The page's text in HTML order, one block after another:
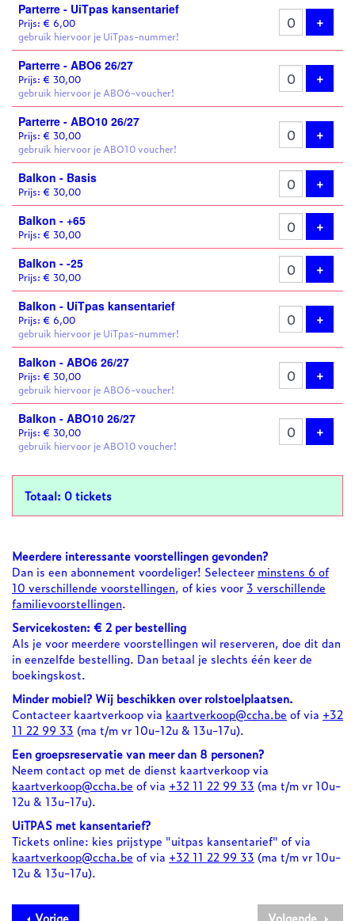
Parterre - UiTpas kansentarief
Prijs: € 6,00
gebruik hiervoor je UiTpas-nummer!
+Voeg
Parterre - ABO6 26/27
Prijs: € 30,00
gebruik hiervoor je ABO6-voucher!
+Voeg
Parterre - ABO10 26/27
Prijs: € 30,00
gebruik hiervoor je ABO10 voucher!
+Voeg
Balkon - Basis
Prijs: € 30,00 +Voeg
Balkon - +65
Prijs: € 30,00 +Voeg
Balkon - -25
Prijs: € 30,00 +Voeg
Balkon - UiTpas kansentarief
Prijs: € 6,00
gebruik hiervoor je UiTpas-nummer!
+Voeg
Balkon - ABO6 26/27
Prijs: € 30,00
gebruik hiervoor je ABO6-voucher!
+Voeg
Balkon - ABO10 26/27
Prijs: € 30,00
gebruik hiervoor je ABO10 voucher!
+Voeg
Totaal: 0 tickets
Meerdere interessante voorstellingen gevonden?
Dan is een abonnement voordeliger! Selecteerminstens 6 of
10 verschillende voorstellingen, of kies voor3 verschillende
familievoorstellingen.
Servicekosten: € 2 per bestelling
Als je voor meerdere voorstellingen wil reserveren, doe dit dan
in eenzelfde bestelling. Dan betaal je slechts één keer de
boekingskost.
Minder mobiel? Wij beschikken over rolstoelplaatsen.
Contacteer kaartverkoop via kaartverkoop@ccha.be of via +32
11 22 99 33 (ma t/m vr 10u-12u & 13u-17u).
Een groepsreservatie van meer dan 8 personen?
Neem contact op met de dienst kaartverkoop via
kaartverkoop@ccha.be of via +32 11 22 99 33 (ma t/m vr 10u-
12u & 13u-17u).
UiTPAS met kansentarief?
Tickets online: kies prijstype "uitpas kansentarief" of via
kaartverkoop@ccha.be of via +32 11 22 99 33 (ma t/m vr 10u-
12u & 13u-17u).
Vorige Volgende